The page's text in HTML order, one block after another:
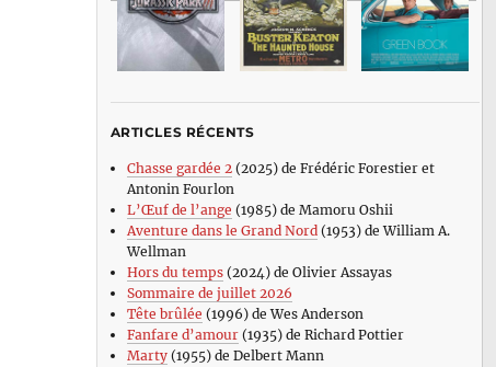
ARTICLES RÉCENTS
Chasse gardée 2(2025) de Frédéric Forestier et
Antonin Fourlon
L’Œuf de l’ange (1985) de Mamoru Oshii
Aventure dans le Grand Nord(1953) de William A.
Wellman
Hors du temps(2024) de Olivier Assayas
Sommaire de juillet 2026
Tête brûlée (1996) de Wes Anderson
Fanfare d’amour(1935) de Richard Pottier
Marty(1955) de Delbert Mann